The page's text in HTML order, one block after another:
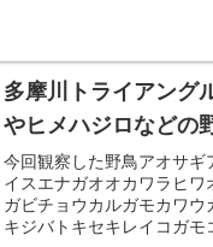
多摩川トライアング
やヒメハジロなどの
今回観察した野鳥アオサ
イスエナガオオカワラヒワ
ガビチョウカルガモカワウ
キジバトキセキレイコガモ